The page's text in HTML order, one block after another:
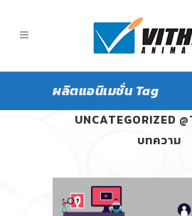
ผลิตแอนิเมชั่น Tag
ALL
UNCATEGORIZED
บทความ